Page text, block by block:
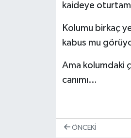
kaideye
Kolumu birkaç
kabus mu
Ama kolumdaki
canımı…
ÖNCEKI